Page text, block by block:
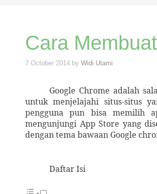
Cara
7 October 2014 by Widi Utami
Google Chrome adalah
untuk menjelajahi situs-situs
pengguna pun bisa memilih
mengunjungi App Store yang
dengan tema bawaan Google
Daftar Isi